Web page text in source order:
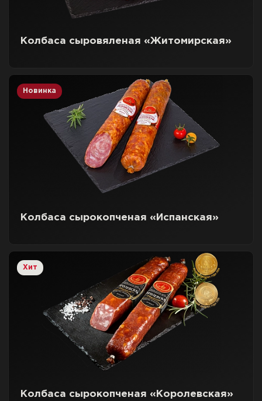
Колбаса сыровяленая «Житомирская»
Новинка
Колбаса сырокопченая «Испанская»
Хит
Колбаса сырокопченая «Королевская»